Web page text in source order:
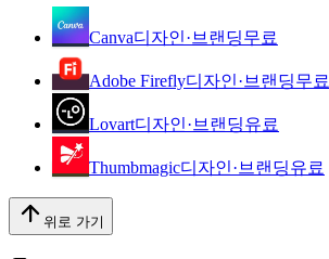
Canva디자인·브랜딩무료
Adobe Firefly디자인·브랜딩무료
Lovart디자인·브랜딩유료
Thumbmagic디자인·브랜딩유료
위로 가기